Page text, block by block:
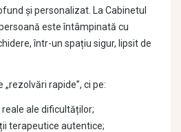
și personalizat. La Cabinetul
este întâmpinată cu
într-un spațiu sigur, lipsit de
rapide”, ci pe:
ale dificultăților;
terapeutice autentice;